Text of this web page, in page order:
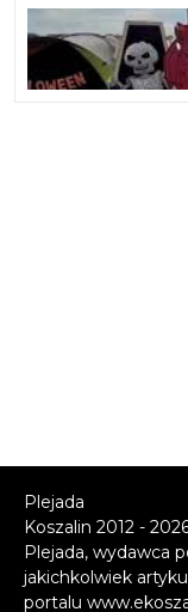
Plejada
Koszalin 2012 -
Plejada, wydawca
jakichkolwiek
portalu